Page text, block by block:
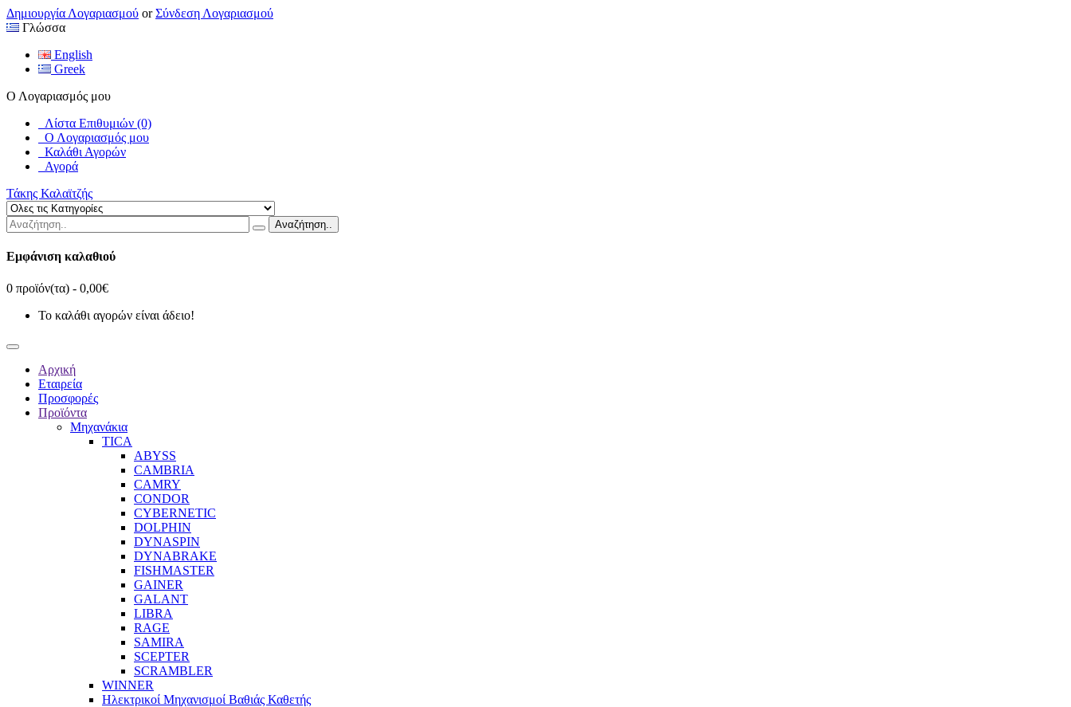
Δημιουργία Λογαριασμού orΣύνδεση Λογαριασμού
Γλώσσα
English
Greek
Ο Λογαριασμός μου
Λίστα Επιθυμιών (0)
Ο Λογαριασμός μου
Καλάθι Αγορών
Αγορά
Τάκης Καλαϊτζής
Αναζήτηση..
Εμφάνιση καλαθιού
0 προϊόν(τα) - 0,00€
Το καλάθι αγορών είναι άδειο!
Αρχική
Εταιρεία
Προσφορές
Προϊόντα
Μηχανάκια
TICA
ABYSS
CAMBRIA
CAMRY
CONDOR
CYBERNETIC
DOLPHIN
DYNASPIN
DYNABRAKE
FISHMASTER
GAINER
GALANT
LIBRA
RAGE
SAMIRA
SCEPTER
SCRAMBLER
WINNER
Ηλεκτρικοί Μηχανισμοί Βαθιάς Καθετής